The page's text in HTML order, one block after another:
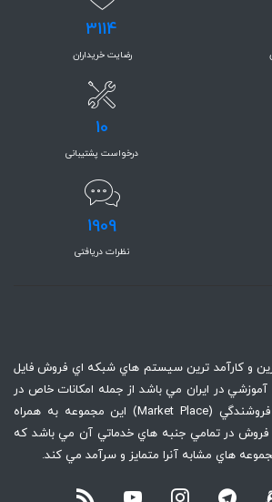
3114
رضایت خریداران
10
درخواست پشتیبانی
1909
نظرات دریافتی
و كارآمد ترين سيستم هاي شبكه اي فروش فايل
آموزشي در ايران مي باشد از جمله امكانات خاص در
سايت پازل قابليت چند فروشندگي (Market Place) اين مجموعه به همراه
فروش در تمامي جنبه هاي خدماتي آن مي باشد كه
هاي مشابه آنرا متمايز و سرآمد مي كند.